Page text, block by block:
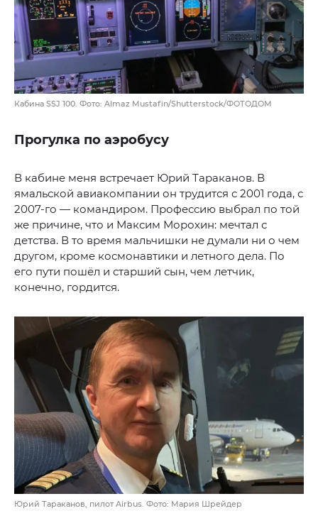
Кабина SSJ 100. Фото: Almaz Mustafin/Shutterstock/ФОТОДОМ
Прогулка по аэробусу
В кабине меня встречает Юрий Тараканов. В
ямальской авиакомпании он трудится с 2001 года, с
2007-го — командиром. Профессию выбрал по той
же причине, что и Максим Морохин: мечтал с
детства. В то время мальчишки не думали ни о чем
другом, кроме космонавтики и летного дела. По
его пути пошёл и старший сын, чем летчик,
конечно, гордится.
Юрий Тараканов, пилот Airbus. Фото: Мария Шрейдер